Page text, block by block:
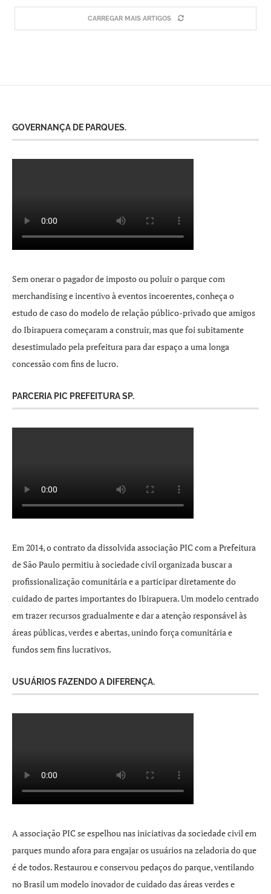
CARREGAR MAIS ARTIGOS
GOVERNANÇA DE PARQUES.
Sem onerar o pagador de imposto ou poluir o parque com
merchandising e incentivo à eventos incoerentes, conheça o
estudo de caso do modelo de relação público-privado que amigos
do Ibirapuera começaram a construir, mas que foi subitamente
desestimulado pela prefeitura para dar espaço a uma longa
concessão com fins de lucro.
PARCERIA PIC PREFEITURA SP.
Em 2014, o contrato da dissolvida associação PIC com a Prefeitura
de São Paulo permitiu à sociedade civil organizada buscar a
profissionalização comunitária e a participar diretamente do
cuidado de partes importantes do Ibirapuera. Um modelo centrado
em trazer recursos gradualmente e dar a atenção responsável às
áreas públicas, verdes e abertas, unindo força comunitária e
fundos sem fins lucrativos.
USUÁRIOS FAZENDO A DIFERENÇA.
A associação PIC se espelhou nas iniciativas da sociedade civil em
parques mundo afora para engajar os usuários na zeladoria do que
é de todos. Restaurou e conservou pedaços do parque, ventilando
no Brasil um modelo inovador de cuidado das áreas verdes e